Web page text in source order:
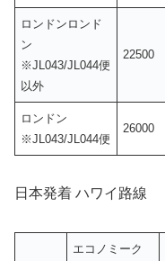
ロンドンロンド
ン
※JL043/JL044便
以外
22500
ロンドン
※JL043/JL044便
26000
日本発着 ハワイ路線
エコノミーク